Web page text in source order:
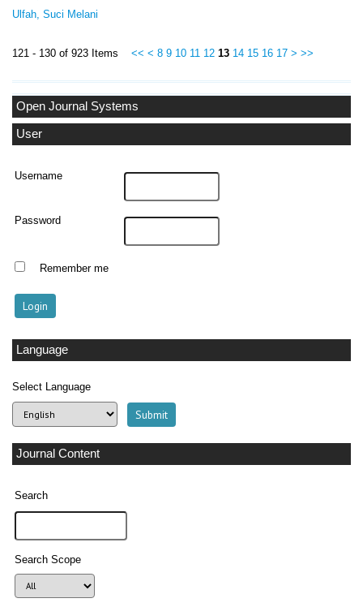
Open Journal Systems
User
Username
Password
Remember me
Language
Select Language
Journal Content
Search
Search Scope
Ulfah, Suci Melani
121 - 130 of 923 Items << < 8 9 10 11 12 13 14 15 16 17 > >>